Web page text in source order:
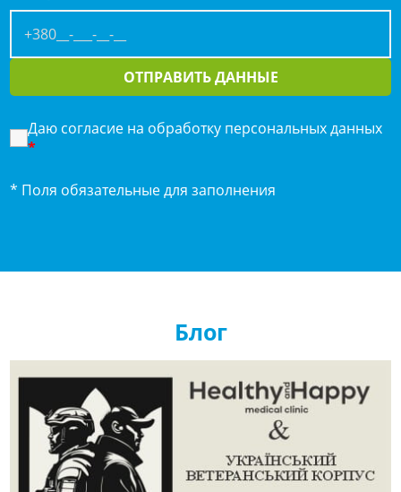
ОТПРАВИТЬ ДАННЫЕ
Даю согласие на обработку персональных данных
*
* Поля обязательные для заполнения
Блог